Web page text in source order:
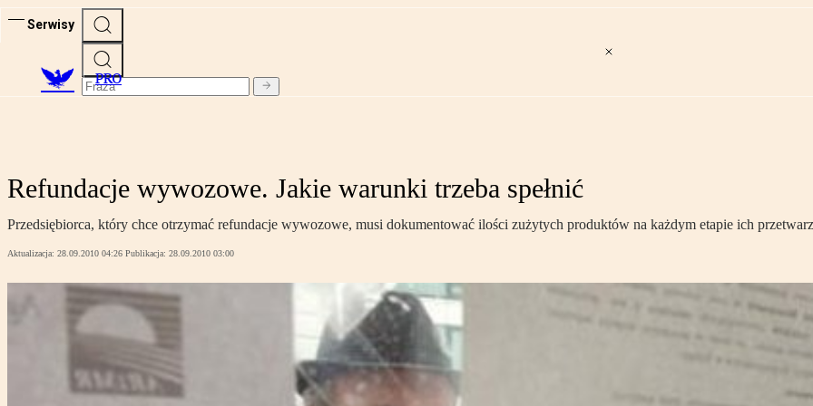
Serwisy
PRO
Refundacje wywozowe. Jakie warunki trzeba spełnić
Przedsiębiorca, który chce otrzymać refundacje wywozowe, musi dokumentować ilości zużytych produktów na każdym etapie ich
Aktualizacja: 28.09.2010 04:26 Publikacja: 28.09.2010 03:00